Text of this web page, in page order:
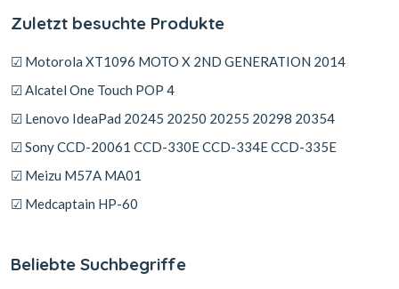
Zuletzt besuchte Produkte
☑ Motorola XT1096 MOTO X 2ND GENERATION 2014
☑ Alcatel One Touch POP 4
☑ Lenovo IdeaPad 20245 20250 20255 20298 20354
☑ Sony CCD-20061 CCD-330E CCD-334E CCD-335E
☑ Meizu M57A MA01
☑ Medcaptain HP-60
Beliebte Suchbegriffe